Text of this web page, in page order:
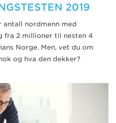
2019
antall nordmenn med
fra 2 millioner til nesten 4
Norge. Men, vet du om
og hva den dekker?